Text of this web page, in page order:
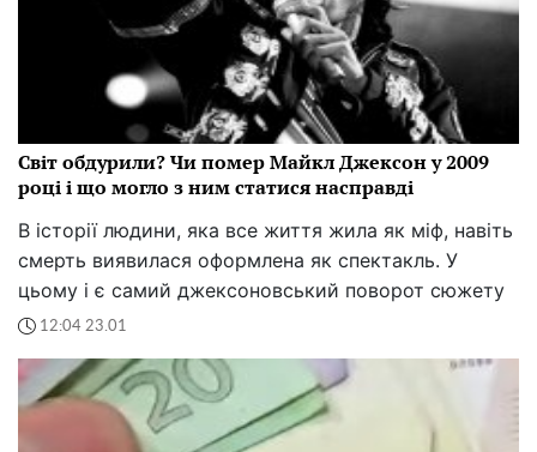
Світ обдурили? Чи помер Майкл Джексон у 2009
році і що могло з ним статися насправді
В історії людини, яка все життя жила як міф, навіть
смерть виявилася оформлена як спектакль. У
цьому і є самий джексоновський поворот сюжету
12:04 23.01